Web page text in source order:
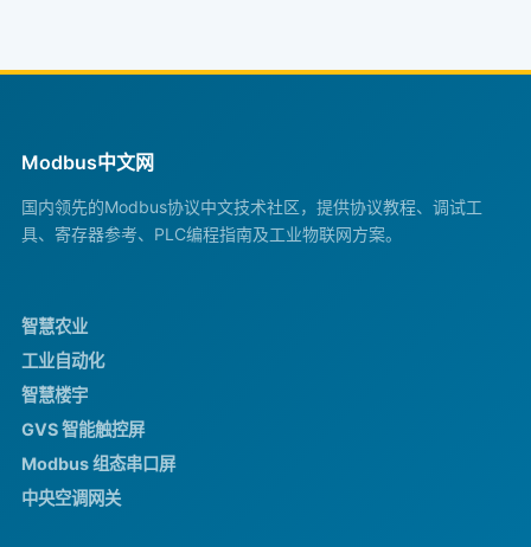
Modbus中文网
国内领先的Modbus协议中文技术社区，提供协议教程、调试工
具、寄存器参考、PLC编程指南及工业物联网方案。
智慧农业
工业自动化
智慧楼宇
GVS 智能触控屏
Modbus 组态串口屏
中央空调网关